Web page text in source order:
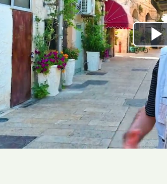
Play
Video